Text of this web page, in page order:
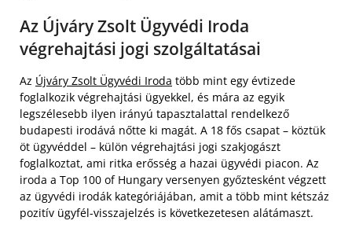
Az Újváry Zsolt Ügyvédi Iroda
végrehajtási jogi szolgáltatásai
Az Újváry Zsolt Ügyvédi Iroda több mint egy évtizede
foglalkozik végrehajtási ügyekkel, és mára az egyik
legszélesebb ilyen irányú tapasztalattal rendelkező
budapesti irodává nőtte ki magát. A 18 fős csapat – köztük
öt ügyvéddel – külön végrehajtási jogi szakjogászt
foglalkoztat, ami ritka erősség a hazai ügyvédi piacon. Az
iroda a Top 100 of Hungary versenyen győztesként végzett
az ügyvédi irodák kategóriájában, amit a több mint kétszáz
pozitív ügyfél-visszajelzés is következetesen alátámaszt.